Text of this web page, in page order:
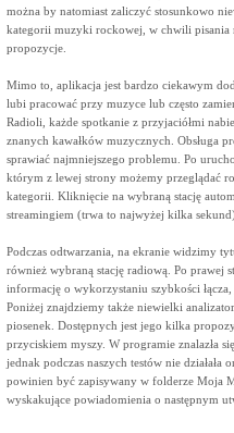
można by natomiast zaliczyć stosunkowo
kategorii muzyki rockowej, w chwili pisania
propozycje.
Mimo to, aplikacja jest bardzo ciekawym
lubi pracować przy muzyce lub często
Radioli, każde spotkanie z przyjaciółmi
znanych kawałków muzycznych. Obsługa
sprawiać najmniejszego problemu. Po
którym z lewej strony możemy przeglądać
kategorii. Kliknięcie na wybraną stację
streamingiem (trwa to najwyżej kilka
Podczas odtwarzania, na ekranie widzimy
również wybraną stację radiową. Po prawej
informację o wykorzystaniu szybkości
Poniżej znajdziemy także niewielki
piosenek. Dostępnych jest jego kilka
przyciskiem myszy. W programie znalazła
jednak podczas naszych testów nie
powinien być zapisywany w folderze Moja
wyskakujące powiadomienia o następnym